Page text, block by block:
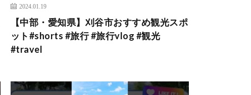
2024.01.19
【中部・愛知県】刈谷市おすすめ観光スポ
ット#shorts #旅行 #旅行vlog #観光
#travel